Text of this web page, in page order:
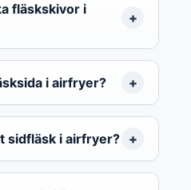
fläskskivor i
i airfryer?
sidfläsk i airfryer?